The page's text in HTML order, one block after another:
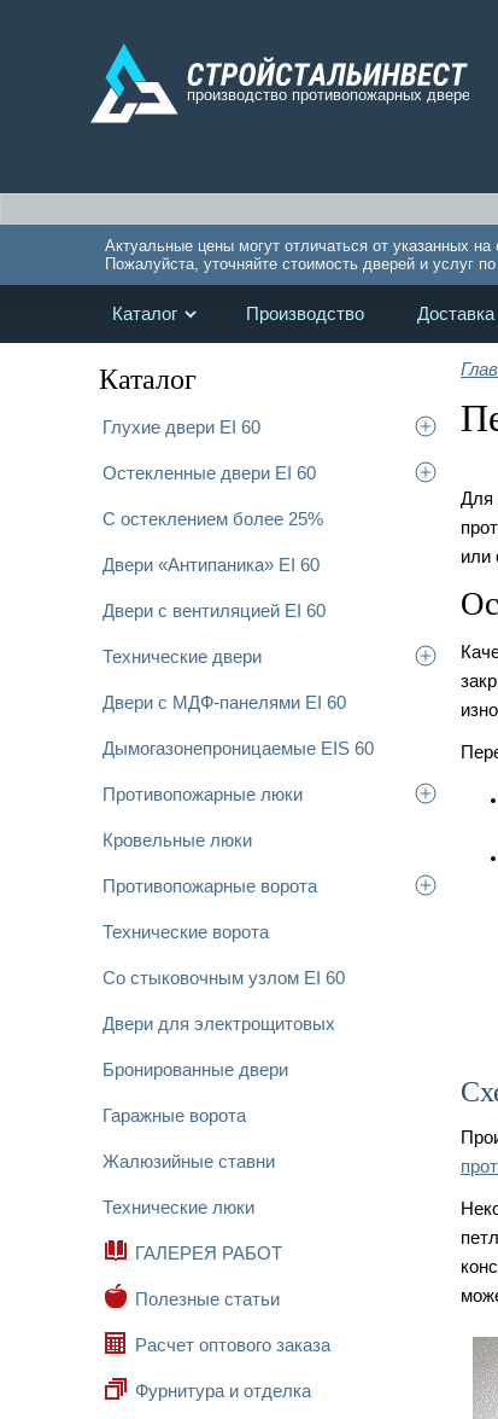
Актуальные цены могут отличаться от указанных на
Пожалуйста, уточняйте стоимость дверей и услуг
Каталог Производство Доставка
Каталог
Глухие двери EI 60
Остекленные двери EI 60
С остеклением более 25%
Двери «Антипаника» EI 60
Двери с вентиляцией EI 60
Технические двери
Двери с МДФ-панелями EI 60
Дымогазонепроницаемые EIS 60
Противопожарные люки
Кровельные люки
Противопожарные ворота
Технические ворота
Со стыковочным узлом EI 60
Двери для электрощитовых
Бронированные двери
Гаражные ворота
Жалюзийные ставни
Технические люки
ГАЛЕРЕЯ РАБОТ
Полезные статьи
Расчет оптового заказа
Фурнитура и отделка
Для
или